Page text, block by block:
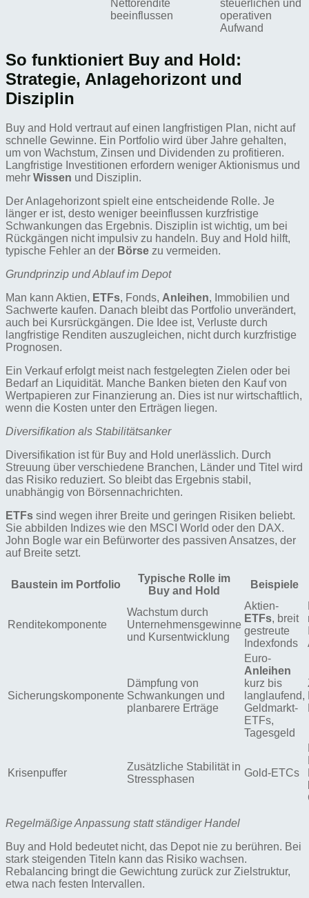
Nettorendite
beeinflussen
steuerlichen und
operativen
Aufwand
So funktioniert Buy and Hold:
Strategie, Anlagehorizont und
Disziplin
Buy and Hold vertraut auf einen langfristigen Plan, nicht auf
schnelle Gewinne. Ein Portfolio wird über Jahre gehalten,
um von Wachstum, Zinsen und Dividenden zu profitieren.
Langfristige Investitionen erfordern weniger Aktionismus und
mehr Wissen und Disziplin.
Der Anlagehorizont spielt eine entscheidende Rolle. Je
länger er ist, desto weniger beeinflussen kurzfristige
Schwankungen das Ergebnis. Disziplin ist wichtig, um bei
Rückgängen nicht impulsiv zu handeln. Buy and Hold hilft,
typische Fehler an der Börse zu vermeiden.
Grundprinzip und Ablauf im Depot
Man kann Aktien, ETFs, Fonds, Anleihen, Immobilien und
Sachwerte kaufen. Danach bleibt das Portfolio unverändert,
auch bei Kursrückgängen. Die Idee ist, Verluste durch
langfristige Renditen auszugleichen, nicht durch kurzfristige
Prognosen.
Ein Verkauf erfolgt meist nach festgelegten Zielen oder bei
Bedarf an Liquidität. Manche Banken bieten den Kauf von
Wertpapieren zur Finanzierung an. Dies ist nur wirtschaftlich,
wenn die Kosten unter den Erträgen liegen.
Diversifikation als Stabilitätsanker
Diversifikation ist für Buy and Hold unerlässlich. Durch
Streuung über verschiedene Branchen, Länder und Titel wird
das Risiko reduziert. So bleibt das Ergebnis stabil,
unabhängig von Börsennachrichten.
ETFs sind wegen ihrer Breite und geringen Risiken beliebt.
Sie abbilden Indizes wie den MSCI World oder den DAX.
John Bogle war ein Befürworter des passiven Ansatzes, der
auf Breite setzt.
Baustein im Portfolio
Typische Rolle im
Buy and Hold
Beispiele
Renditekomponente
Wachstum durch
Unternehmensgewinne
und Kursentwicklung
Aktien-
ETFs, breit
gestreute
Indexfonds
Sicherungskomponente
Dämpfung von
Schwankungen und
planbarere Erträge
Euro-
Anleihen
kurz bis
langlaufend,
Geldmarkt-
ETFs,
Tagesgeld
Krisenpuffer
Zusätzliche Stabilität in
Stressphasen
Gold-ETCs
Regelmäßige Anpassung statt ständiger Handel
Buy and Hold bedeutet nicht, das Depot nie zu berühren. Bei
stark steigenden Titeln kann das Risiko wachsen.
Rebalancing bringt die Gewichtung zurück zur Zielstruktur,
etwa nach festen Intervallen.